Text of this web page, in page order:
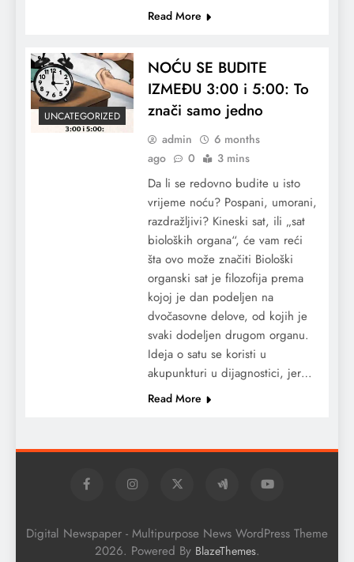
Read More
UNCATEGORIZED
NOĆU SE BUDITE
IZMEĐU 3:00 i 5:00: To
znači samo jedno
admin
6 months
ago
0 3 mins
Da li se redovno budite u isto
vrijeme noću? Pospani, umorani,
razdražljivi? Kineski sat, ili „sat
bioloških organa“, će vam reći
šta ovo može značiti Biološki
organski sat je filozofija prema
kojoj je dan podeljen na
dvočasovne delove, od kojih je
svaki dodeljen drugom organu.
Ideja o satu se koristi u
akupunkturi u dijagnostici, jer…
Read More
Digital Newspaper - Multipurpose News WordPress Theme
2026. Powered By BlazeThemes.